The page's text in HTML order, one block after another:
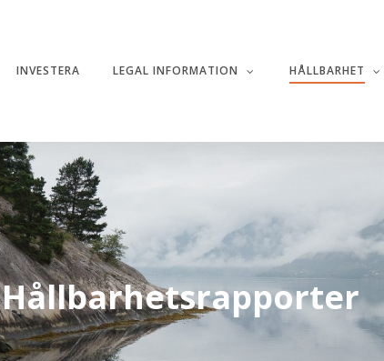
INVESTERA LEGAL INFORMATION HÅLLBARHET
Hållbarhetsrapporter